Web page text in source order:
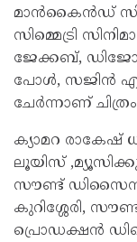
മാൻകൈൻഡ്
സിമ്മെട്രി
ജേക്കബ്, ഡിജോ
പോൾ, സജിൻ
ചേർന്നാണ്
ക്യാമറ രാകേഷ്
ലൂയിസ്‌
സൗണ്ട്
കുറിശ്ശേരി,
പ്രൊഡക്ഷൻ